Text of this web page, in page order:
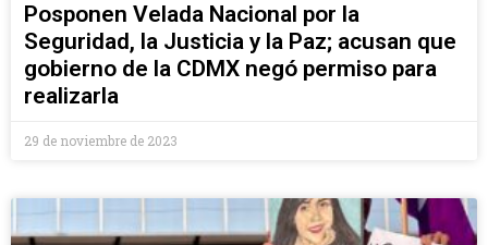
Posponen Velada Nacional por la
Seguridad, la Justicia y la Paz; acusan que
gobierno de la CDMX negó permiso para
realizarla
29 de noviembre de 2023